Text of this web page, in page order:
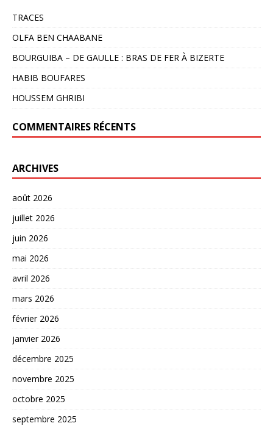
TRACES
OLFA BEN CHAABANE
BOURGUIBA – DE GAULLE : BRAS DE FER À BIZERTE
HABIB BOUFARES
HOUSSEM GHRIBI
COMMENTAIRES RÉCENTS
ARCHIVES
août 2026
juillet 2026
juin 2026
mai 2026
avril 2026
mars 2026
février 2026
janvier 2026
décembre 2025
novembre 2025
octobre 2025
septembre 2025